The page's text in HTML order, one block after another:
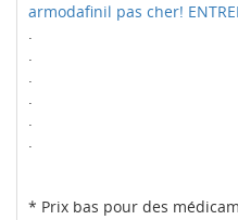
armodafinil pas cher!
.
.
.
.
.
.
* Prix bas pour des